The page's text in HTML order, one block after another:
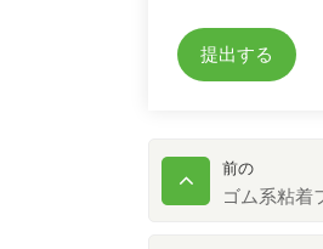
提出する
前の
ゴム系粘着